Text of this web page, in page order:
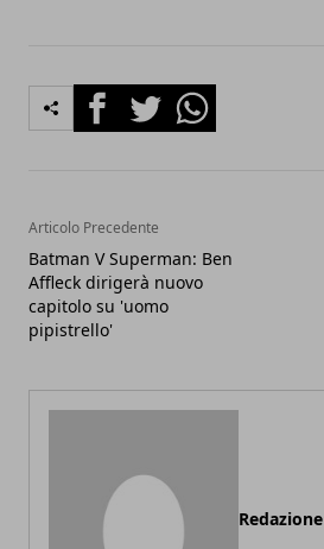
FacebookTwitterWhatsapp
Articolo Precedente
Batman V Superman: Ben
Affleck dirigerà nuovo
capitolo su 'uomo
pipistrello'
Redazione